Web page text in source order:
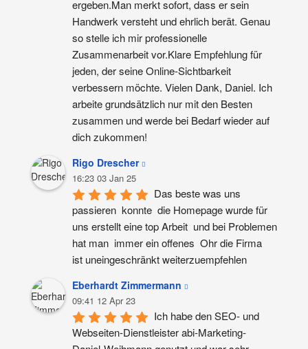
ergeben.Man merkt sofort, dass er sein
Handwerk versteht und ehrlich berät. Genau
so stelle ich mir professionelle
Zusammenarbeit vor.Klare Empfehlung für
jeden, der seine Online-Sichtbarkeit
verbessern möchte. Vielen Dank, Daniel. Ich
arbeite grundsätzlich nur mit den Besten
zusammen und werde bei Bedarf wieder auf
dich zukommen!
Rigo Drescher
16:23 03 Jan 25
Das beste was uns
passieren  konnte  die Homepage wurde für
uns erstellt eine top Arbeit  und bei Problemen
hat man  immer ein offenes  Ohr die Firma
ist uneingeschränkt weiterzuempfehlen
Eberhardt Zimmermann
09:41 12 Apr 23
Ich habe den SEO- und
Webseiten-Dienstleister abi-Marketing-